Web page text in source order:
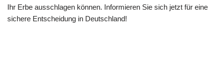
Ihr Erbe ausschlagen können. Informieren Sie sich jetzt für eine
sichere Entscheidung in Deutschland!